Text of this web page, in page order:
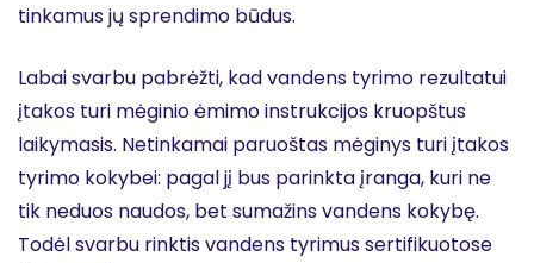
tinkamus jų sprendimo būdus.
Labai svarbu pabrėžti, kad vandens tyrimo rezultatui
įtakos turi mėginio ėmimo instrukcijos kruopštus
laikymasis. Netinkamai paruoštas mėginys turi įtakos
tyrimo kokybei: pagal jį bus parinkta įranga, kuri ne
tik neduos naudos, bet sumažins vandens kokybę.
Todėl svarbu rinktis vandens tyrimus sertifikuotose